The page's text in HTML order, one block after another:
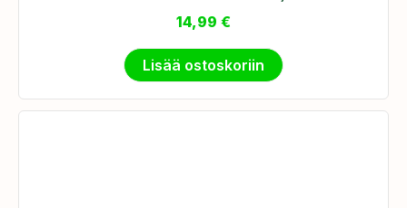
14,99 €
Lisää ostoskoriin